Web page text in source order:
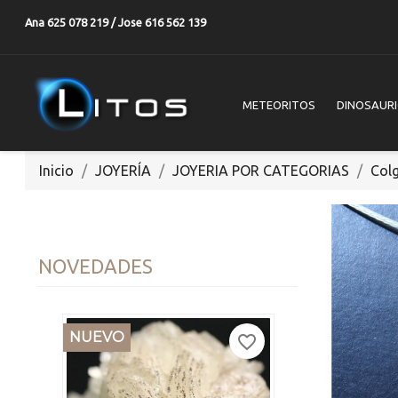
Ana 625 078 219 / Jose 616 562 139
METEORITOS
Inicio JOYERÍA JOYERIA POR CATEGORIAS
NOVEDADES
NUEVO favorite_border